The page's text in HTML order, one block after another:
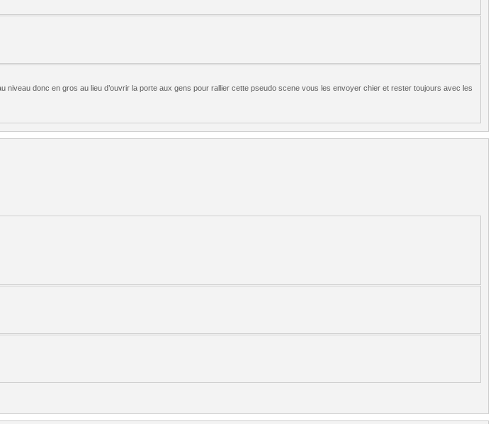
donc en gros au lieu d’ouvrir la porte aux gens pour rallier cette pseudo scene vous les envoyer chier et rester toujours avec les